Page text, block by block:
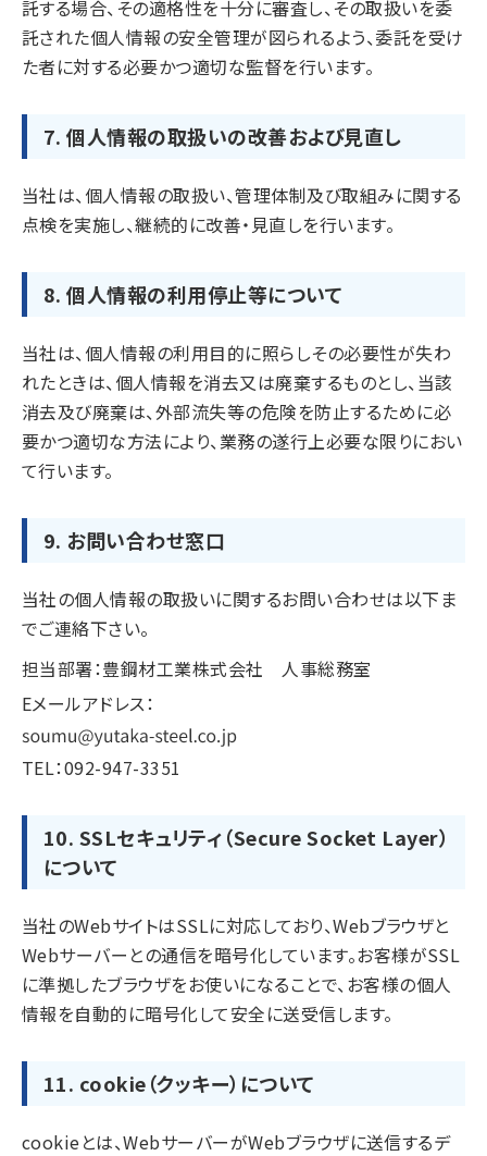
託する場合、その適格性を十分に審査し、その取扱いを委
託された個人情報の安全管理が図られるよう、委託を受け
た者に対する必要かつ適切な監督を行います。
7. 個人情報の取扱いの改善および見直し
当社は、個人情報の取扱い、管理体制及び取組みに関する
点検を実施し、継続的に改善・見直しを行います。
8. 個人情報の利用停止等について
当社は、個人情報の利用目的に照らしその必要性が失わ
れたときは、個人情報を消去又は廃棄するものとし、当該
消去及び廃棄は、外部流失等の危険を防止するために必
要かつ適切な方法により、業務の遂行上必要な限りにおい
て行います。
9. お問い合わせ窓口
当社の個人情報の取扱いに関するお問い合わせは以下ま
でご連絡下さい。
担当部署：豊鋼材工業株式会社 人事総務室
Eメールアドレス：
TEL：092-947-3351
10. SSLセキュリティ（Secure Socket Layer）
について
当社のWebサイトはSSLに対応しており、Webブラウザと
Webサーバーとの通信を暗号化しています。お客様がSSL
に準拠したブラウザをお使いになることで、お客様の個人
情報を自動的に暗号化して安全に送受信します。
11. cookie（クッキー）について
cookieとは、WebサーバーがWebブラウザに送信するデ